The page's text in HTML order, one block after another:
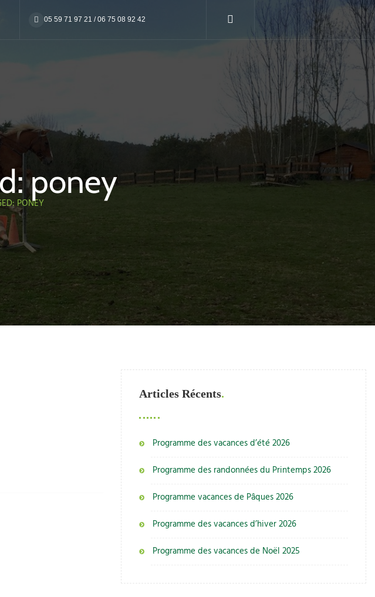
05 59 71 97 21 / 06 75 08 92 42
poney
PONEY
Articles Récents
Programme des vacances d’été 2026
Programme des randonnées du Printemps 2026
Programme vacances de Pâques 2026
Programme des vacances d’hiver 2026
Programme des vacances de Noël 2025